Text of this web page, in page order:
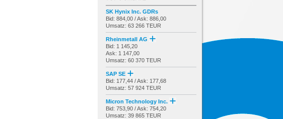
SK Hynix Inc. GDRs
Bid: 884,00 / Ask: 886,00
Umsatz: 63 266 TEUR
Rheinmetall AG
Bid: 1 145,20
Ask: 1 147,00
Umsatz: 60 370 TEUR
SAP SE
Bid: 177,44 / Ask: 177,68
Umsatz: 57 924 TEUR
Micron Technology Inc.
Bid: 753,90 / Ask: 754,20
Umsatz: 39 865 TEUR